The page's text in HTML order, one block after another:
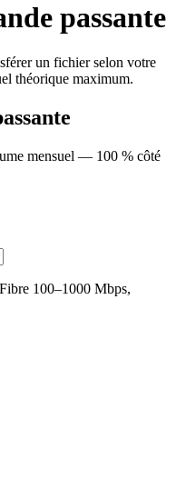
passante
un fichier selon votre
théorique maximum.
mensuel — 100 % côté
100–1000 Mbps,